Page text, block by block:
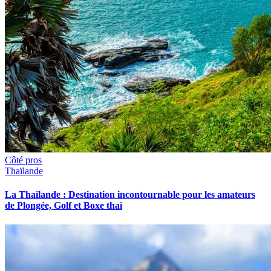
Côté pros
Thaïlande
La Thaïlande : Destination incontournable pour les amateurs
de Plongée, Golf et Boxe thaï